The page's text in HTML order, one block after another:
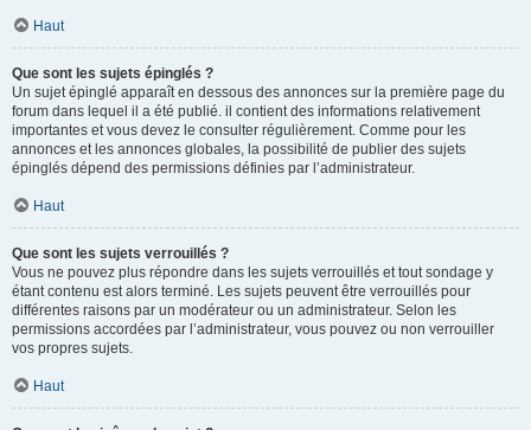
Haut
Que sont les sujets épinglés ?
Un sujet épinglé apparaît en dessous des annonces sur la première page du
forum dans lequel il a été publié. il contient des informations relativement
importantes et vous devez le consulter régulièrement. Comme pour les
annonces et les annonces globales, la possibilité de publier des sujets
épinglés dépend des permissions définies par l’administrateur.
Haut
Que sont les sujets verrouillés ?
Vous ne pouvez plus répondre dans les sujets verrouillés et tout sondage y
étant contenu est alors terminé. Les sujets peuvent être verrouillés pour
différentes raisons par un modérateur ou un administrateur. Selon les
permissions accordées par l’administrateur, vous pouvez ou non verrouiller
vos propres sujets.
Haut